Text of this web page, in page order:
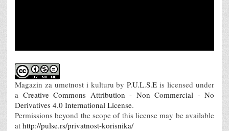
Magazin za umetnost i kulturu byP.U.L.S.E is licensed under
a Creative Commons Attribution - Non Commercial - No
Derivatives 4.0 International License.
Permissions beyond the scope of this license may be available
at http://pulse.rs/privatnost-korisnika/